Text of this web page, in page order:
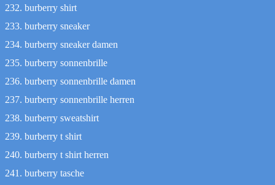
burberry shirt
burberry sneaker
burberry sneaker damen
burberry sonnenbrille
burberry sonnenbrille damen
burberry sonnenbrille herren
burberry sweatshirt
burberry t shirt
burberry t shirt herren
burberry tasche